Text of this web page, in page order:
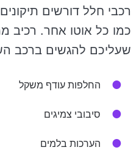
רכבי חלל דורשים
כמו כל אוטו אחר. רכיב
שעליכם להגשים ברכב
החלפות עודף משקל
סיבובי צמיגים
הערכות בלמים